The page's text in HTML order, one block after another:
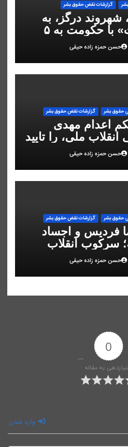
گزارشات نقض حقوق بشر
شهروند درگز، به
دلیل «مخالفت» با حکومت به ۵
شد
حسن حمزه زاده حیقی
حقوق بشر گزارشات نقض حقوق بشر
اعدام مهدی
ملی، را تایید
حسن حمزه زاده حیقی
حقوق بشر گزارشات نقض حقوق بشر
فردیس و اجساد
سرکوب انقلاب
حسن حمزه زاده حیقی
0
به مقاله
وارد شدن